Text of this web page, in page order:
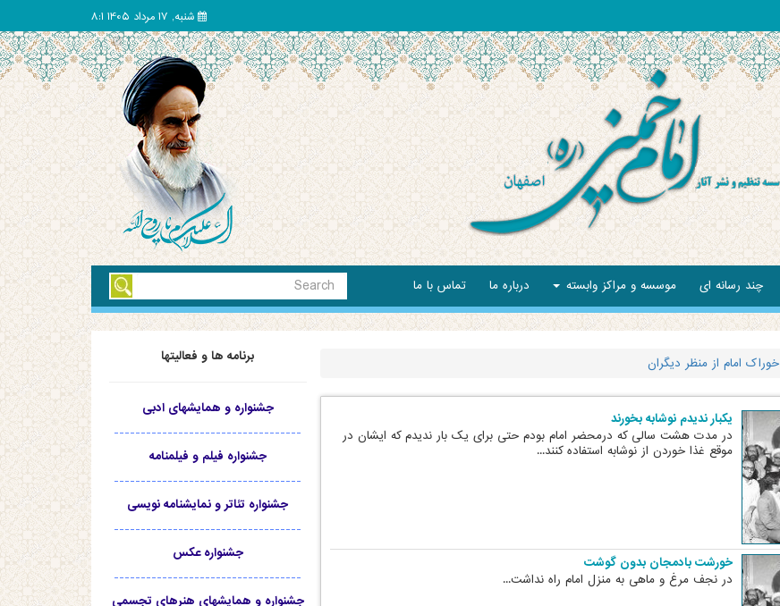
شنبه, 17 مرداد 1405 8:1
چند رسانه ای موسسه و مراکز وابسته درباره ما تماس با ما
خوراک امام از منظر دیگران
یکبار ندیدم نوشابه بخورند
در مدت هشت سالی که درمحضر امام بودم حتی برای یک بار ندیدم که ایشان در
موقع غذا خوردن از نوشابه استفاده کنند...
خورشت بادمجان بدون گوشت
در نجف مرغ و ماهی به منزل امام راه نداشت...
برنامه ها و فعالیتها
جشنواره و همایشهای ادبی
-----------------------------------
جشنواره فیلم و فیلمنامه
-----------------------------------
جشنواره تئاتر و نمایشنامه نویسی
-----------------------------------
جشنواره عکس
-----------------------------------
جشنواره و همایشهای هنرهای تجسمی